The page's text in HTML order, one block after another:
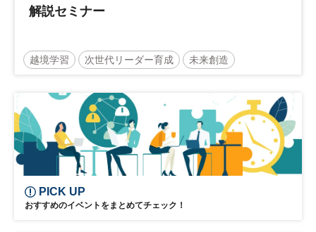
解説セミナー
越境学習 次世代リーダー育成 未来創造
PICK UP
おすすめのイベントをまとめてチェック！